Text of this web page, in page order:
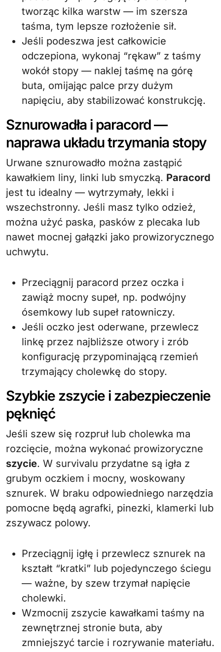
tworząc kilka warstw — im szersza
taśma, tym lepsze rozłożenie sił.
Jeśli podeszwa jest całkowicie
odczepiona, wykonaj “rękaw” z taśmy
wokół stopy — naklej taśmę na górę
buta, omijając palce przy dużym
napięciu, aby stabilizować konstrukcję.
Sznurowadła i paracord —
naprawa układu trzymania stopy
Urwane sznurowadło można zastąpić
kawałkiem liny, linki lub smyczką. Paracord
jest tu idealny — wytrzymały, lekki i
wszechstronny. Jeśli masz tylko odzież,
można użyć paska, pasków z plecaka lub
nawet mocnej gałązki jako prowizorycznego
uchwytu.
Przeciągnij paracord przez oczka i
zawiąż mocny supeł, np. podwójny
ósemkowy lub supeł ratowniczy.
Jeśli oczko jest oderwane, przewlecz
linkę przez najbliższe otwory i zrób
konfigurację przypominającą rzemień
trzymający cholewkę do stopy.
Szybkie zszycie i zabezpieczenie
pęknięć
Jeśli szew się rozpruł lub cholewka ma
rozcięcie, można wykonać prowizoryczne
szycie. W survivalu przydatne są igła z
grubym oczkiem i mocny, woskowany
sznurek. W braku odpowiedniego narzędzia
pomocne będą agrafki, pinezki, klamerki lub
zszywacz polowy.
Przeciągnij igłę i przewlecz sznurek na
kształt “kratki” lub pojedynczego ściegu
— ważne, by szew trzymał napięcie
cholewki.
Wzmocnij zszycie kawałkami taśmy na
zewnętrznej stronie buta, aby
zmniejszyć tarcie i rozrywanie materiału.